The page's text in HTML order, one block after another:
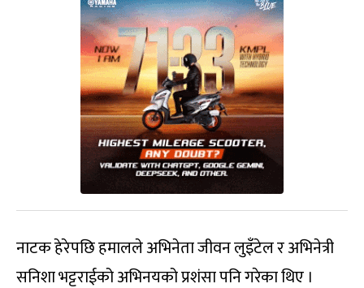
नाटक हेरेपछि हमालले अभिनेता जीवन लुइँटेल र अभिनेत्री
सनिशा भट्टराईको अभिनयको प्रशंसा पनि गरेका थिए ।